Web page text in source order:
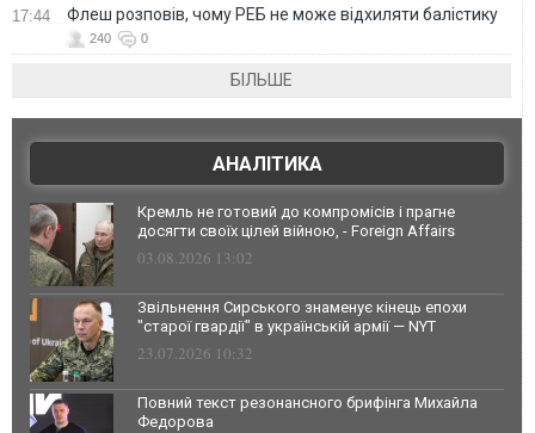
17:44 Флеш розповів, чому РЕБ не може відхиляти балістику
240 0
БІЛЬШЕ
АНАЛІТИКА
Кремль не готовий до компромісів і прагне
досягти своїх цілей війною, - Foreign Affairs
03.08.2026 13:02
Звільнення Сирського знаменує кінець епохи
"старої гвардії" в українській армії — NYT
23.07.2026 10:32
Повний текст резонансного брифінга Михайла
Федорова